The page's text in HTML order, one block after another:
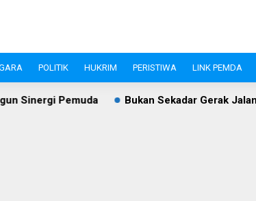
POLITIK HUKRIM PERISTIWA LINK PEMDA
Bukan Sekadar Gerak Jalan, Camat